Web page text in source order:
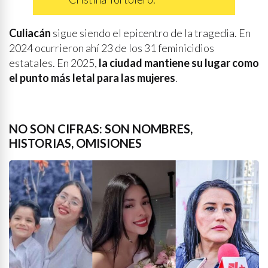
Culiacán sigue siendo el epicentro de la tragedia. En
2024 ocurrieron ahí 23 de los 31 feminicidios
estatales. En 2025, la ciudad mantiene su lugar como
el punto más letal para las mujeres.
NO SON CIFRAS: SON NOMBRES,
HISTORIAS, OMISIONES